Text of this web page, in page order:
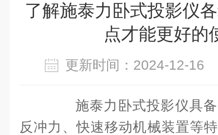
了解施泰力卧式投影仪
点才能更好的
更新时间：2024-12-
施泰力卧式投影仪具备
反冲力、快速移动机械装置等